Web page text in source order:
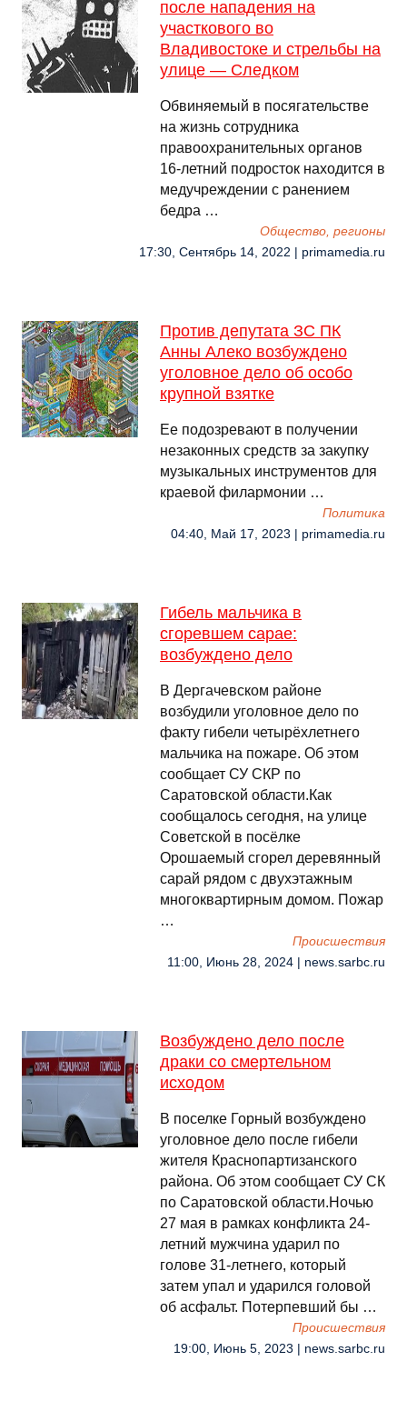
после нападения на
участкового во
Владивостоке и стрельбы на
улице — Следком
Обвиняемый в посягательстве
на жизнь сотрудника
правоохранительных органов
16-летний подросток находится в
медучреждении с ранением
бедра …
Общество, регионы
17:30, Сентябрь 14, 2022 | primamedia.ru
Против депутата ЗС ПК
Анны Алеко возбуждено
уголовное дело об особо
крупной взятке
Ее подозревают в получении
незаконных средств за закупку
музыкальных инструментов для
краевой филармонии …
Политика
04:40, Май 17, 2023 | primamedia.ru
Гибель мальчика в
сгоревшем сарае:
возбуждено дело
В Дергачевском районе
возбудили уголовное дело по
факту гибели четырёхлетнего
мальчика на пожаре. Об этом
сообщает СУ СКР по
Саратовской области.Как
сообщалось сегодня, на улице
Советской в посёлке
Орошаемый сгорел деревянный
сарай рядом с двухэтажным
многоквартирным домом. Пожар
…
Происшествия
11:00, Июнь 28, 2024 | news.sarbc.ru
Возбуждено дело после
драки со смертельном
исходом
В поселке Горный возбуждено
уголовное дело после гибели
жителя Краснопартизанского
района. Об этом сообщает СУ СК
по Саратовской области.Ночью
27 мая в рамках конфликта 24-
летний мужчина ударил по
голове 31-летнего, который
затем упал и ударился головой
об асфальт. Потерпевший бы …
Происшествия
19:00, Июнь 5, 2023 | news.sarbc.ru